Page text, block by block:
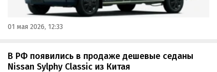
01 мая 2026, 12:33
В РФ появились в продаже дешевые седаны
Nissan Sylphy Classic из Китая